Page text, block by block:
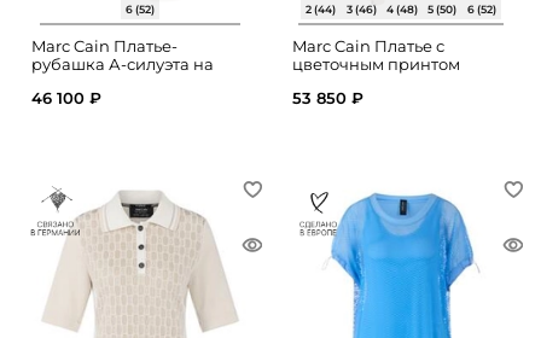
6 (52)
Marc Cain Платье-
рубашка А-силуэта на
46 100 ₽
2 (44) 3 (46) 4 (48) 5 (50) 6 (52)
Marc Cain Платье с
цветочным принтом
53 850 ₽